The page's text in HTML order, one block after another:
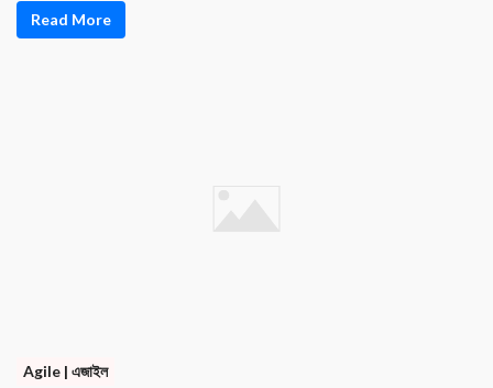
Read More
Agile | এজাইল